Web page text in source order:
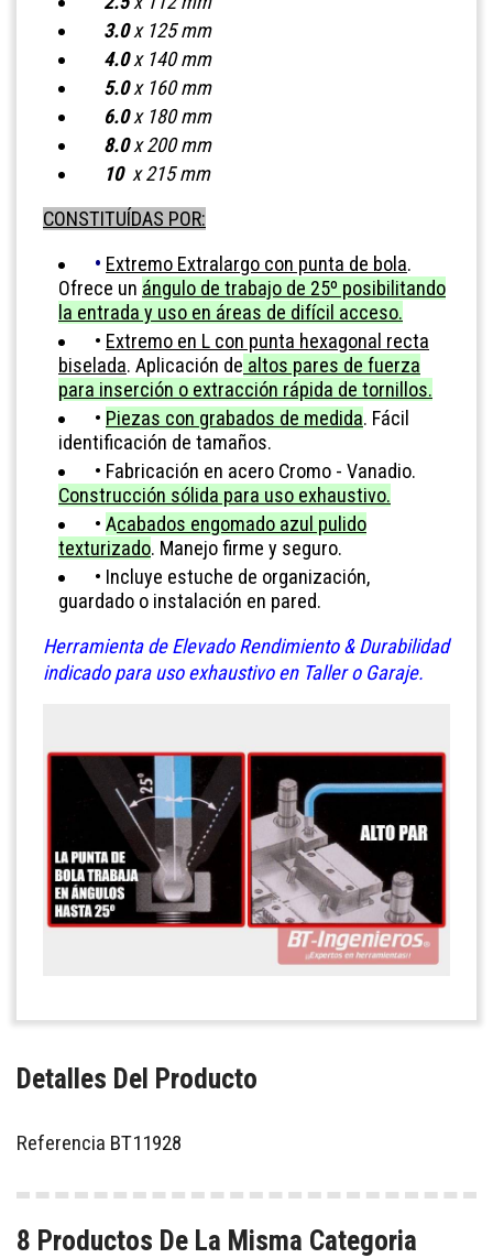
3.0x 125 mm
4.0x 140 mm
5.0x 160 mm
6.0x 180 mm
8.0x 200 mm
10 x 215 mm
CONSTITUÍDAS POR:
• Extremo Extralargo con punta de bola.
Ofrece un ángulo de trabajo de 25º posibilitando
la entrada y uso en áreas de difícil acceso.
• Extremo en L con punta hexagonal recta
biselada. Aplicación de altos pares de fuerza
para inserción o extracción rápida de tornillos.
• Piezas con grabados de medida. Fácil
identificación de tamaños.
• Fabricación en acero Cromo - Vanadio.
Construcción sólida para uso exhaustivo.
• Acabados engomado azul pulido
texturizado. Manejo firme y seguro.
• Incluye estuche de organización,
guardado o instalación en pared.
Herramienta de Elevado Rendimiento & Durabilidad
indicado para uso exhaustivo en Taller o Garaje.
Detalles Del Producto
Referencia BT11928
8 Productos De La Misma Categoria